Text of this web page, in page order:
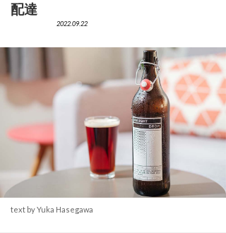
配達
2022.09.22
text by Yuka Hasegawa